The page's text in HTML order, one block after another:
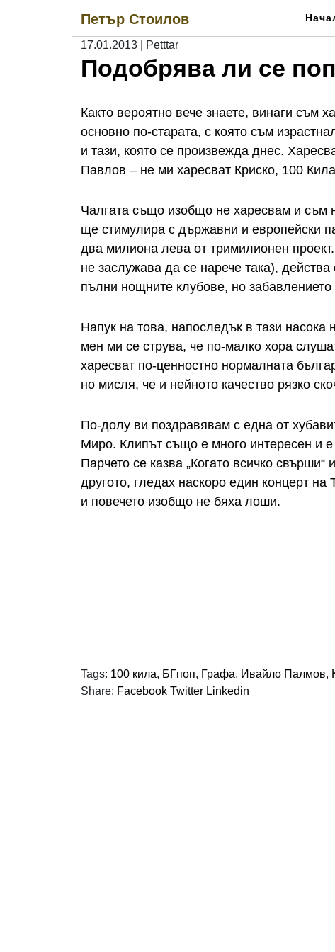
Петър Стоилов
17.01.2013 Petttar
Подобрява ли се
Както вероятно вече знаете, винаги съм
основно по-старата, с която съм
и тази, която се произвежда днес.
Павлов – не ми харесват Криско, 100
Чалгата също изобщо не харесвам и съм
ще стимулира с държавни и европейски
два милиона лева от тримилионен
не заслужава да се нарече така),
пълни нощните клубове, но
Напук на това, напоследък в тази
мен ми се струва, че по-малко хора
харесват по-ценностно нормалната
но мисля, че и нейното качество рязко
По-долу ви поздравявам с една от
Миро. Клипът също е много интересен и
Парчето се казва „Когато всичко
другото, гледах наскоро един концерт
и повечето изобщо не бяха лоши.
Tags: 100 кила, БГпоп, Графа, Ивайло Палмов,
Share: Facebook Twitter Linkedin